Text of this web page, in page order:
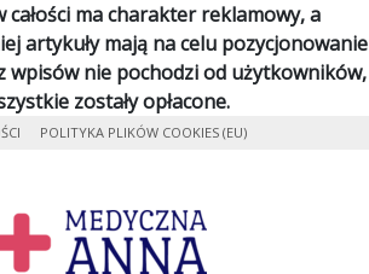
ma charakter reklamowy, a
artykuły mają na celu pozycjonowanie
wpisów nie pochodzi od użytkowników,
zostały opłacone.
POLITYKA PLIKÓW COOKIES (EU)